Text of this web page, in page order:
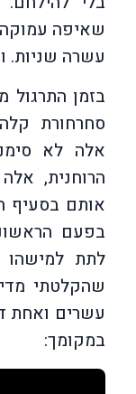
שאיפה
עשרה שניות.
בזמן התרגול
סחרחורת
אלה לא
הרוחנית,
אותם בסעיף
בפעם
לתת למישהו
שהקלטתי
עשרים ואחת
במקומך: